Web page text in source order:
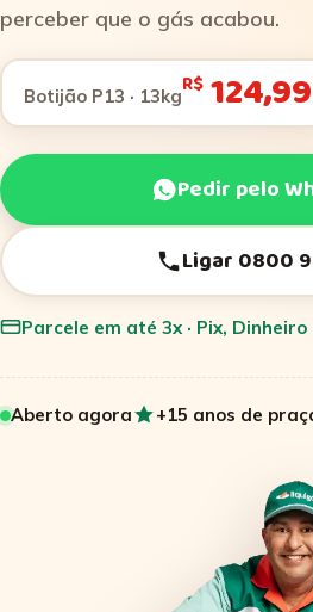
perceber que o gás acabou.
Botijão P13 · 13kgR$ 124,99
Pedir pelo
Ligar 0800
Parcele em até 3x · Pix,
Aberto agora +15 anos de